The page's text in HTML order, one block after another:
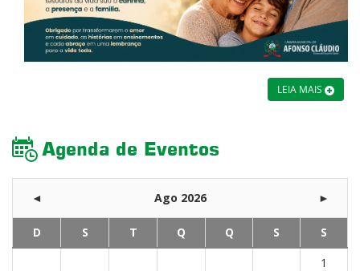
LEIA MAIS
Agenda de Eventos
◄ Ago 2026 ►
D S T Q Q S
S
1